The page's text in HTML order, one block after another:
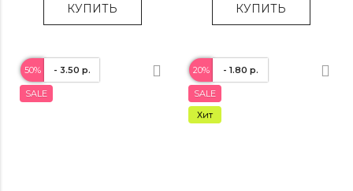
КУПИТЬ КУПИТЬ
SALE
50% - 3.50 р.
SALE
Хит
20% - 1.80 р.